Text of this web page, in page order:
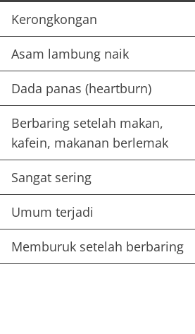
Kerongkongan
Asam lambung naik
Dada panas (heartburn)
Berbaring setelah makan,
kafein, makanan berlemak
Sangat sering
Umum terjadi
Memburuk setelah berbaring